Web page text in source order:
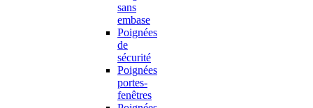
sans
embase
Poignées
de
sécurité
Poignées
portes-
fenêtres